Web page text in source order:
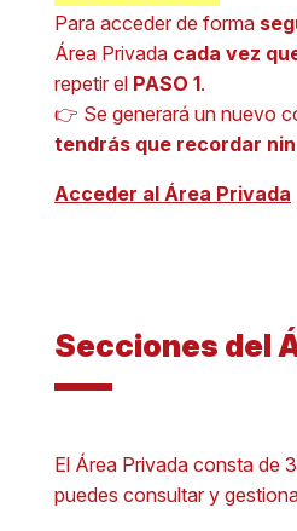
Para acceder de forma
Área Privada cada vez
repetir el PASO 1.
👉 Se generará un nuevo
tendrás que recordar
Acceder al Área Privada
Secciones del
El Área Privada consta de
puedes consultar y